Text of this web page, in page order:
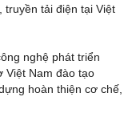
tải điện tại Việt
nghệ phát triển
Việt Nam đào tạo
hoàn thiện cơ chế,